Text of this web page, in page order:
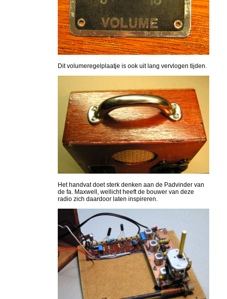
Dit volumeregelplaatje is ook uit lang vervlogen tijden.
Het handvat doet sterk denken aan de Padvinder van
de fa. Maxwell, wellicht heeft de bouwer van deze
radio zich daardoor laten inspireren.